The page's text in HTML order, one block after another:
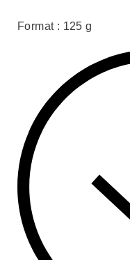
Format : 125 g